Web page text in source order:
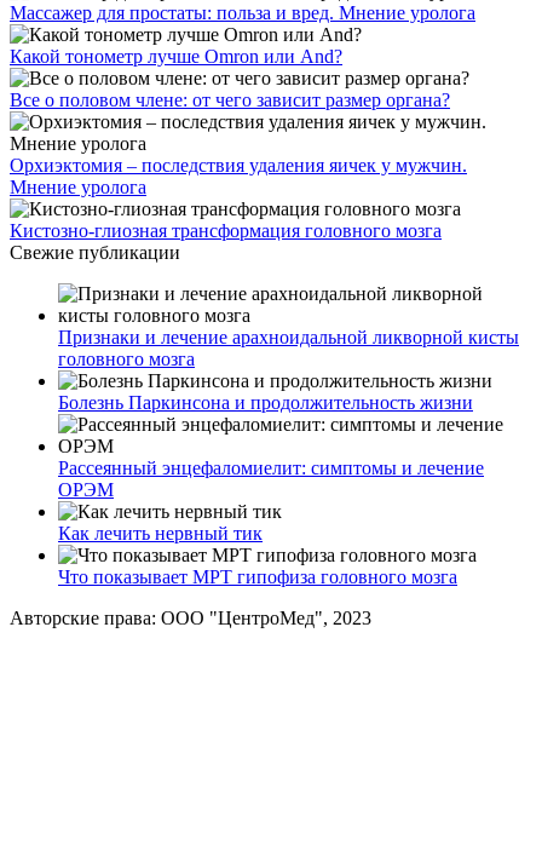
Массажер для простаты: польза и вред. Мнение уролога
Какой тонометр лучше Omron или And?
Все о половом члене: от чего зависит размер органа?
Орхиэктомия – последствия удаления яичек у мужчин.
Мнение уролога
Кистозно-глиозная трансформация головного мозга
Свежие публикации
Признаки и лечение арахноидальной ликворной кисты
головного мозга
Болезнь Паркинсона и продолжительность жизни
Рассеянный энцефаломиелит: симптомы и лечение
ОРЭМ
Как лечить нервный тик
Что показывает МРТ гипофиза головного мозга
Авторские права: ООО "ЦентроМед", 2023